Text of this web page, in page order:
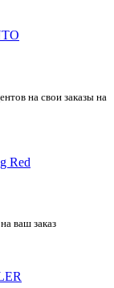
на свои заказы на
ваш заказ